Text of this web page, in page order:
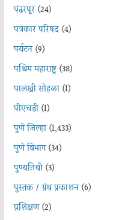
पंढरपूर(24)
पत्रकार परिषद(4)
पर्यटन(9)
पश्चिम महाराष्ट्र(38)
पालखी सोहळा(1)
पीएचडी(1)
पुणे जिल्हा(1,433)
पुणे विभाग(34)
पुण्यतिथी(3)
पुस्तक / ग्रंथ प्रकाशन(6)
प्रशिक्षण(2)